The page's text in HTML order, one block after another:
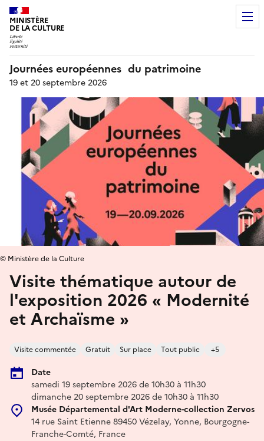
MINISTÈRE
DE LA CULTURE
Journées européennes du patrimoine
19 et 20 septembre 2026
Visite thématique autour de
l'exposition 2026 « Modernité
et Archaïsme »
Visite commentée Gratuit Sur place Tout public +5
Date
samedi 19 septembre 2026 de 10h30 à 11h30
dimanche 20 septembre 2026 de 10h30 à 11h30
Musée Départemental d'Art Moderne-collection Zervos
14 rue Saint Etienne 89450 Vézelay, Yonne, Bourgogne-
Franche-Comté, France
© Ministère de la Culture